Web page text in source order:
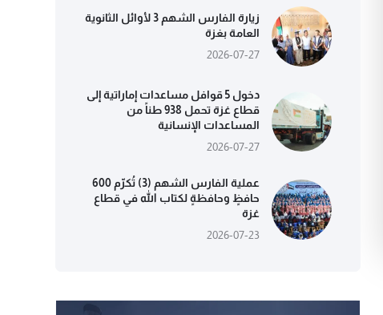
زيارة الفارس الشهم 3 لأوائل الثانوية
العامة بغزة
2026-07-27
دخول 5 قوافل مساعدات إماراتية إلى
قطاع غزة تحمل 938 طناً من
المساعدات الإنسانية
2026-07-27
عملية الفارس الشهم (3) تُكرّم 600
حافظٍ وحافظةٍ لكتاب الله في قطاع
غزة
2026-07-23